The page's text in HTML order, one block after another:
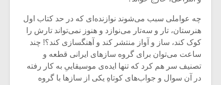
چه عواملی سبب می‌شوند نوازنده‌ای که در حد کتاب اول
هنرستان، تار و سه‌تار می‌نوازد و هنوز نمی‌تواند تارش را
کوک کند، ساز و آواز منتشر کند و آهنگسازی کند؟! چند
ساعت می‌توان برای گروه سازهای ایرانی قطعه و
تصنیف سر هم کرد که تنها ایده‌ی موسیقاییِ به کار رفته
در آن سوال و جواب‌های کوتاهِ یکی از سازها با گروه
میکلوش روژا